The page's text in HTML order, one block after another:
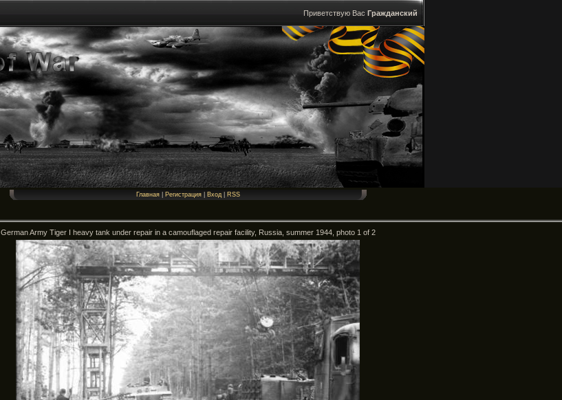
Приветствую Вас Гражданский
Главная| Регистрация| Вход| RSS
German Army Tiger I heavy tank under repair in a camouflaged repair facility, Russia, summer 1944, photo 1 of 2